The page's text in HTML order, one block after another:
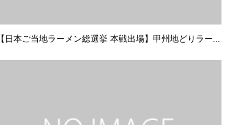
【日本ご当地ラーメン総選挙 本戦出場】甲州地どりラー...